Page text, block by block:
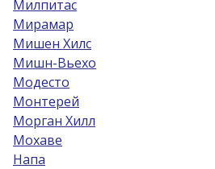
Милпитас
Мирамар
Мишен Хилс
Мишн-Вьехо
Модесто
Монтерей
Морган Хилл
Мохаве
Напа